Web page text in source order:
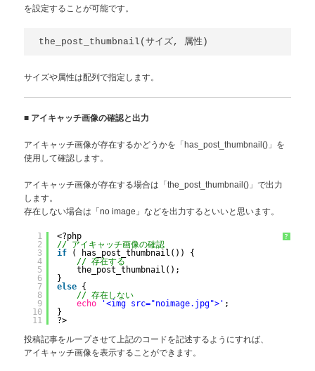
を設定することが可能です。
the_post_thumbnail(サイズ, 属性)
サイズや属性は配列で指定します。
■ アイキャッチ画像の確認と出力
アイキャッチ画像が存在するかどうかを「has_post_thumbnail()」を
使用して確認します。
アイキャッチ画像が存在する場合は「the_post_thumbnail()」で出力
します。
存在しない場合は「no image」などを出力するといいと思います。
?
1
2
3
4
5
6
7
8
9
10
11
<?php
// アイキャッチ画像の確認
if
( has_post_thumbnail()) {
// 存在する
the_post_thumbnail();
}
else {
// 存在しない
echo
'<img src="noimage.jpg">' ;
}
?>
投稿記事をループさせて上記のコードを記述するようにすれば、
アイキャッチ画像を表示することができます。